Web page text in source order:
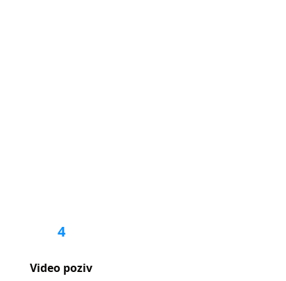
4
Video poziv